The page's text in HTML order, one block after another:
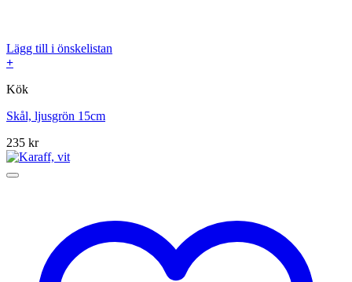
Lägg till i önskelistan
+
Kök
Skål, ljusgrön 15cm
235 kr